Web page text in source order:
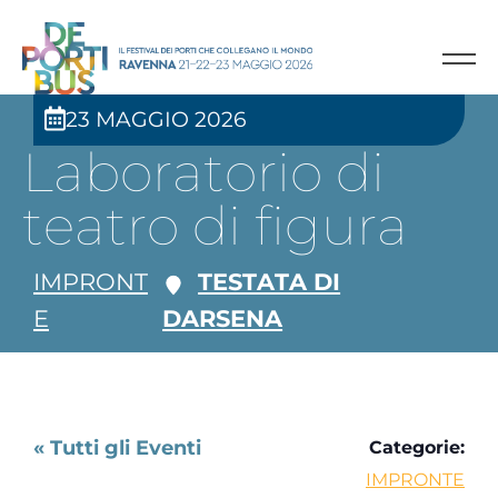
23 MAGGIO 2026
Laboratorio di
teatro di figura
IMPRONT
E
TESTATA DI
DARSENA
« Tutti gli Eventi
Categorie:
IMPRONTE